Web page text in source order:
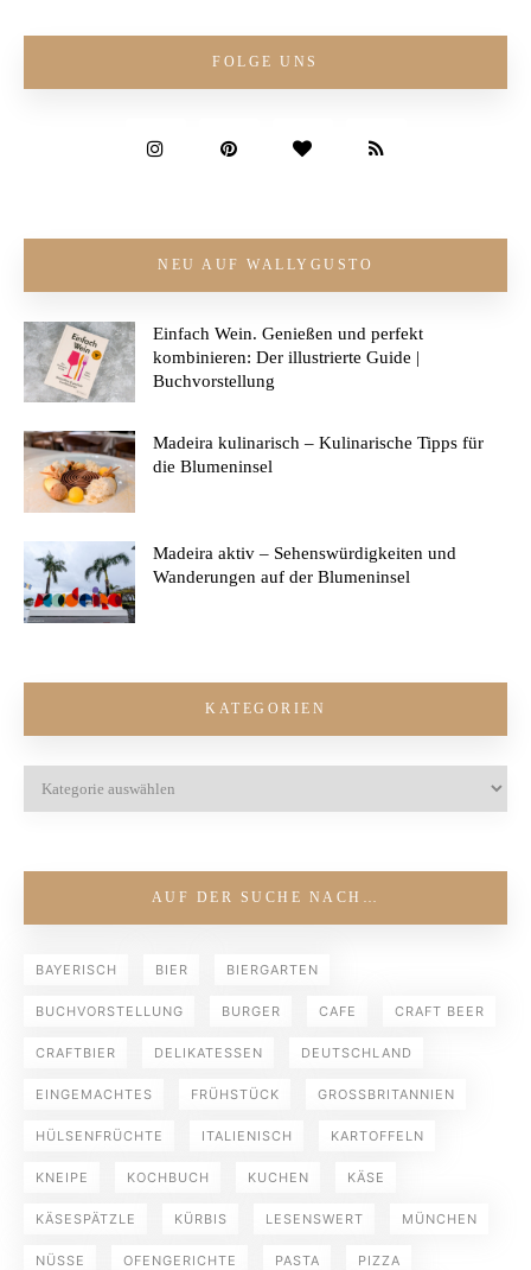
FOLGE UNS
NEU AUF WALLYGUSTO
Einfach Wein. Genießen und perfekt
kombinieren: Der illustrierte Guide |
Buchvorstellung
Madeira kulinarisch – Kulinarische Tipps für
die Blumeninsel
Madeira aktiv – Sehenswürdigkeiten und
Wanderungen auf der Blumeninsel
KATEGORIEN
AUF DER SUCHE NACH…
BAYERISCH BIER BIERGARTEN
BUCHVORSTELLUNG BURGER CAFE CRAFT BEER
CRAFTBIER DELIKATESSEN DEUTSCHLAND
EINGEMACHTES FRÜHSTÜCK GROSSBRITANNIEN
HÜLSENFRÜCHTE ITALIENISCH KARTOFFELN
KNEIPE KOCHBUCH KUCHEN KÄSE
KÄSESPÄTZLE KÜRBIS LESENSWERT MÜNCHEN
NÜSSE OFENGERICHTE PASTA PIZZA